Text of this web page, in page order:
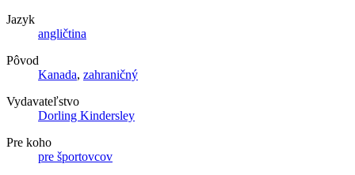
Jazyk
angličtina
Pôvod
Kanada, zahraničný
Vydavateľstvo
Dorling Kindersley
Pre koho
pre športovcov